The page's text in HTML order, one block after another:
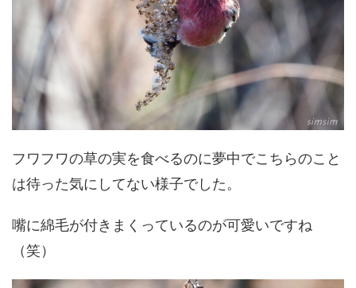
フワフワの草の実を食べるのに夢中でこちらのこと
は待った気にしてない様子でした。
嘴に綿毛が付きまくっているのが可愛いですね
（笑）